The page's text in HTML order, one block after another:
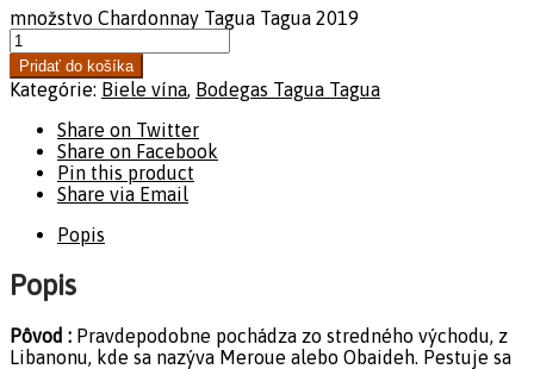
množstvo Chardonnay Tagua Tagua 2019
Pridať do košíka
Kategórie: Biele vína, Bodegas Tagua Tagua
Share on Twitter
Share on Facebook
Pin this product
Share via Email
Popis
Popis
Pôvod : Pravdepodobne pochádza zo stredného východu, z
Libanonu, kde sa nazýva Meroue alebo Obaideh. Pestuje sa